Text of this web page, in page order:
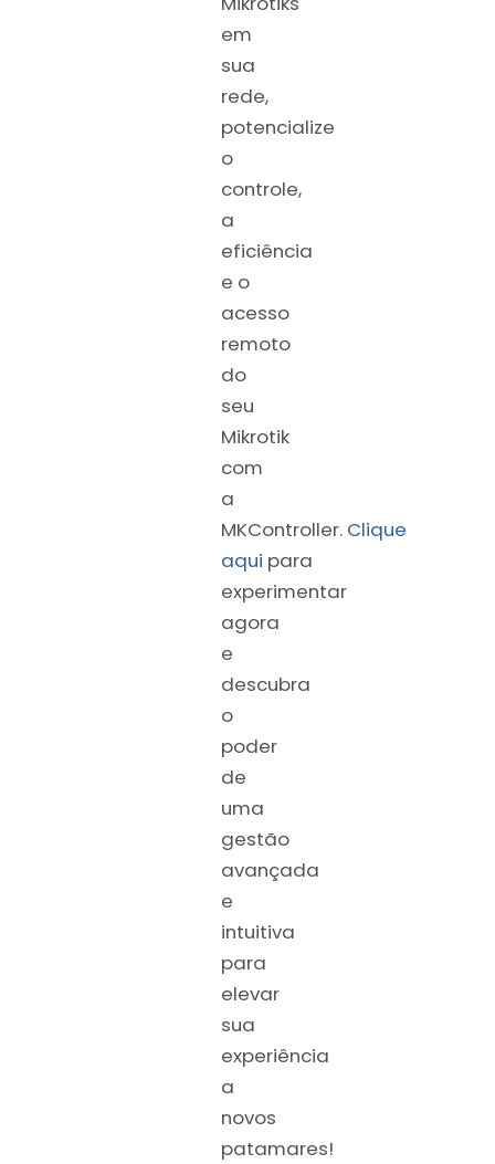
em
sua
rede,
potencialize
o
controle,
a
eficiência
e o
acesso
remoto
do
seu
Mikrotik
com
a
MKController. Clique
aqui para
experimentar
agora
e
descubra
o
poder
de
uma
gestão
avançada
e
intuitiva
para
elevar
sua
experiência
a
novos
patamares!